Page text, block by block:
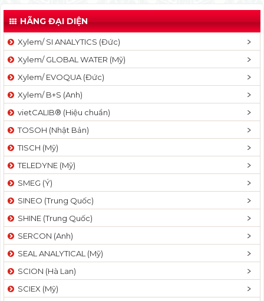
g
l
v
a
t
n
HÃNG ĐẠI DIỆN
Xylem/ SI ANALYTICS (Đức)
Xylem/ GLOBAL WATER (Mỹ)
Xylem/ EVOQUA (Đức)
Xylem/ B+S (Anh)
vietCALIB® (Hiệu chuẩn)
TOSOH (Nhật Bản)
TISCH (Mỹ)
TELEDYNE (Mỹ)
SMEG (Ý)
SINEO (Trung Quốc)
SHINE (Trung Quốc)
SERCON (Anh)
SEAL ANALYTICAL (Mỹ)
SCION (Hà Lan)
SCIEX (Mỹ)